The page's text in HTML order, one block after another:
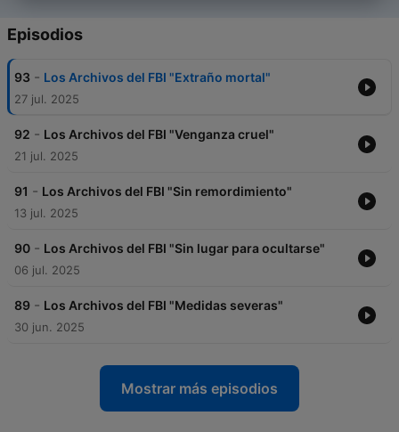
Episodios
93 - Los Archivos del FBI "Extraño mortal"
27 jul. 2025
92 - Los Archivos del FBI "Venganza cruel"
21 jul. 2025
91 - Los Archivos del FBI "Sin remordimiento"
13 jul. 2025
90 - Los Archivos del FBI "Sin lugar para ocultarse"
06 jul. 2025
89 - Los Archivos del FBI "Medidas severas"
30 jun. 2025
Mostrar más episodios